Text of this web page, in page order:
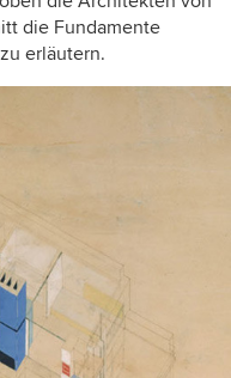
die Fundamente
erläutern.